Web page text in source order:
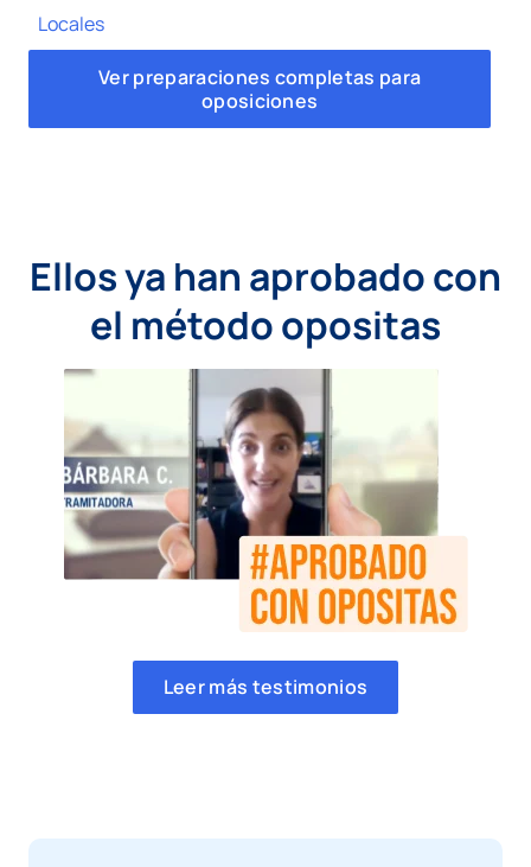
Locales
Ver preparaciones completas para
oposiciones
Ellos ya han aprobado con
el método opositas
Leer más testimonios